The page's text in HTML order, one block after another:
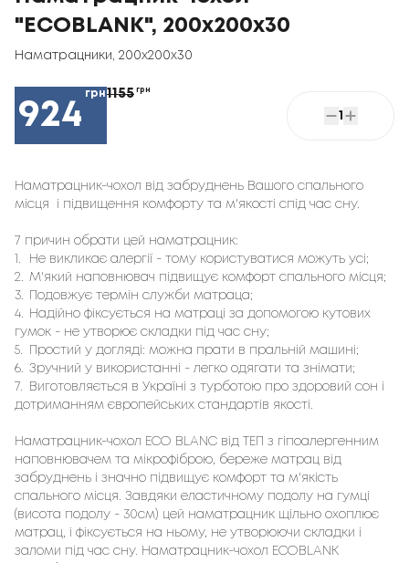
"ECOBLANK", 200x200x30
Наматрацники 200x200x30
924
грн1155 грн
1
Наматрацник-чохол від забруднень Вашого спального
місця  і підвищення комфорту та м'якості спід час сну.
7 причин обрати цей наматрацник:
Не викликає алергії - тому користуватися можуть усі;
2.
М'який наповнювач підвищує комфорт спального місця;
3.
Подовжує термін служби матраца;
4.
Надійно фіксується на матраці за допомогою кутових
гумок - не утворює складки під час сну;
5.
Простий у догляді: можна прати в пральній машині;
6.
Зручний у використанні - легко одягати та знімати;
7.
Виготовляється в Україні з турботою про здоровий сон і
дотриманням європейських стандартів якості.
Наматрацник-чохол ECO BLANС від ТЕП з гіпоалергенним
наповнювачем та мікрофіброю, береже матрац від
забруднень і значно підвищує комфорт та м'якість
спального місця. Завдяки еластичному подолу на гумці
(висота подолу - 30см) цей наматрацник щільно охоплює
матрац, і фіксується на ньому, не утворюючи складки і
заломи під час сну. Наматрацник-чохол ECOBLANK